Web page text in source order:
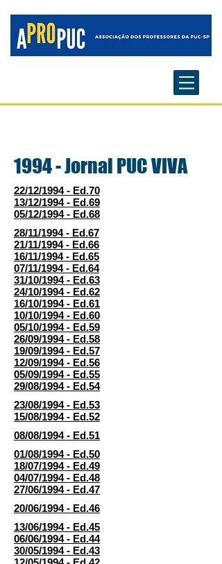
1994 - Jornal PUC VIVA
22/12/1994 - Ed.70
13/12/1994 - Ed.69
05/12/1994 - Ed.68
28/11/1994 - Ed.67
21/11/1994 - Ed.66
16/11/1994 - Ed.65
07/11/1994 - Ed.64
31/10/1994 - Ed.63
24/10/1994 - Ed.62
16/10/1994 - Ed.61
10/10/1994 - Ed.60
05/10/1994 - Ed.59
26/09/1994 - Ed.58
19/09/1994 - Ed.57
12/09/1994 - Ed.56
05/09/1994 - Ed.55
29/08/1994 - Ed.54
23/08/1994 - Ed.53
15/08/1994 - Ed.52
08/08/1994 - Ed.51
01/08/1994 - Ed.50
18/07/1994 - Ed.49
04/07/1994 - Ed.48
27/06/1994 - Ed.47
20/06/1994 - Ed.46
13/06/1994 - Ed.45
06/06/1994 - Ed.44
30/05/1994 - Ed.43